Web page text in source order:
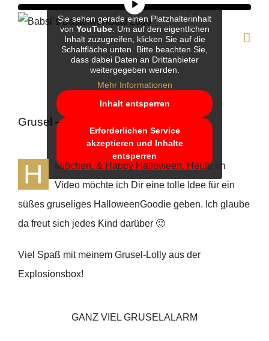
Zum
Grusel – Lolly in einer Explosionsbox
Sie sehen gerade einen Platzhalterinhalt
von YouTube. Um auf den eigentlichen
Inhalt zuzugreifen, klicken Sie auf die
Schaltfläche unten. Bitte beachten Sie,
dass dabei Daten an Drittanbieter
weitergegeben werden.
Mehr Informationen
Inhalt entsperren
Erforderlichen Service
akzeptieren und Inhalte
entsperren
H
allöchen, & Happy Halloween. Heute im
Video möchte ich Dir eine tolle Idee für ein
süßes gruseliges HalloweenGoodie geben. Ich glaube
da freut sich jedes Kind darüber 🙂
Viel Spaß mit meinem Grusel-Lolly aus der
Explosionsbox!
GANZ VIEL GRUSELALARM